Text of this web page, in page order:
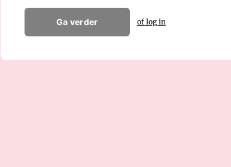
Ga verder of log in